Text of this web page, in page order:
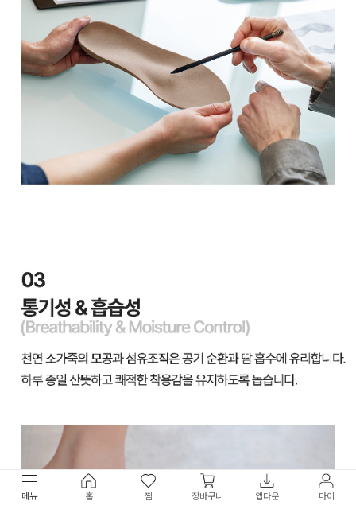
메뉴 홈 찜 장바구니 앱다운 마이